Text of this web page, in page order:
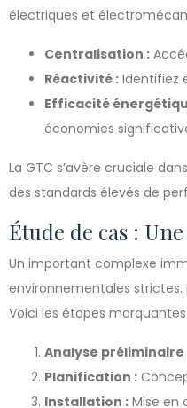
électriques et
Centralisation :
Réactivité : Identifiez
Efficacité
économies
La GTC s’avère cruciale
des standards élevés de
Étude de cas :
Un important complexe
environnementales
Voici les étapes
Analyse préliminaire
Planification :
Installation : Mise en